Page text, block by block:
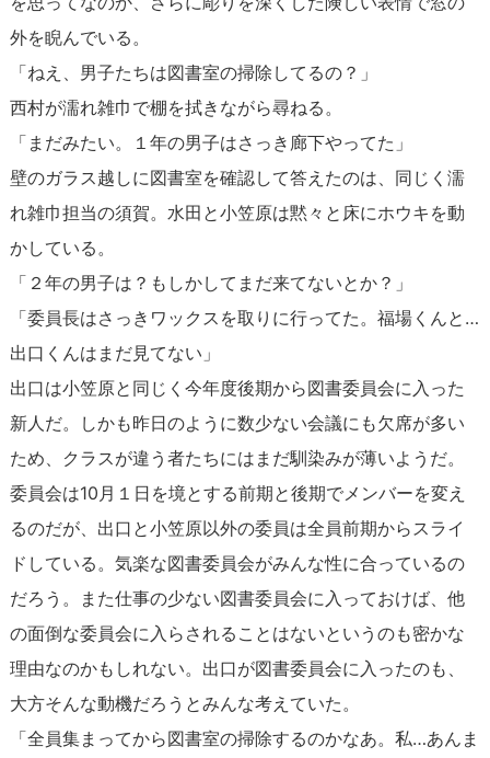
外を睨んでいる。
「ねえ、男子たちは図書室の掃除してるの？」
西村が濡れ雑巾で棚を拭きながら尋ねる。
「まだみたい。１年の男子はさっき廊下やってた」
壁のガラス越しに図書室を確認して答えたのは、同じく濡
れ雑巾担当の須賀。水田と小笠原は黙々と床にホウキを動
かしている。
「２年の男子は？もしかしてまだ来てないとか？」
「委員長はさっきワックスを取りに行ってた。福場くんと…
出口くんはまだ見てない」
出口は小笠原と同じく今年度後期から図書委員会に入った
新人だ。しかも昨日のように数少ない会議にも欠席が多い
ため、クラスが違う者たちにはまだ馴染みが薄いようだ。
委員会は10月１日を境とする前期と後期でメンバーを変え
るのだが、出口と小笠原以外の委員は全員前期からスライ
ドしている。気楽な図書委員会がみんな性に合っているの
だろう。また仕事の少ない図書委員会に入っておけば、他
の面倒な委員会に入らされることはないというのも密かな
理由なのかもしれない。出口が図書委員会に入ったのも、
大方そんな動機だろうとみんな考えていた。
「全員集まってから図書室の掃除するのかなあ。私…あんま